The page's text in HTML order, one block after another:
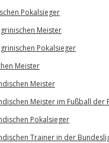
Pokalsieger
Meister
Pokalsieger
Meister
Meister
Meister im Fußball der
Pokalsieger
Trainer in der